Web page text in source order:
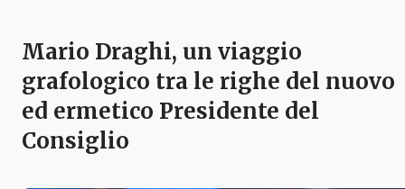
Mario Draghi, un viaggio
grafologico tra le righe del nuovo
ed ermetico Presidente del
Consiglio